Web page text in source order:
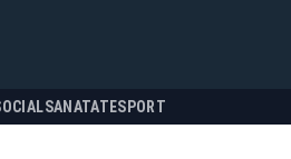
SANATATESPORT